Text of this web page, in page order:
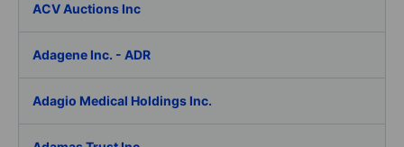
ACV Auctions Inc
Adagene Inc. - ADR
Adagio Medical Holdings Inc.